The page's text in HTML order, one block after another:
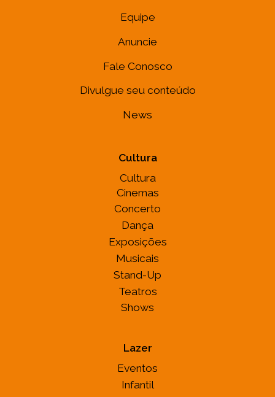
Equipe
Anuncie
Fale Conosco
Divulgue seu conteúdo
News
Cultura
Cultura
Cinemas
Concerto
Dança
Exposições
Musicais
Stand-Up
Teatros
Shows
Lazer
Eventos
Infantil